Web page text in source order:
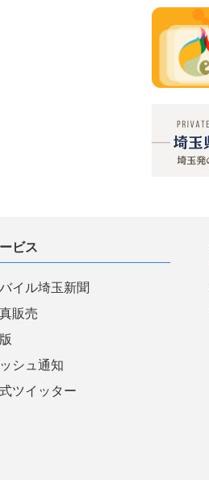
ビス
イル埼玉新聞
販売
シュ通知
ツイッター